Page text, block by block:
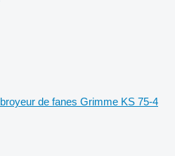
broyeur de fanes Grimme KS 75-4